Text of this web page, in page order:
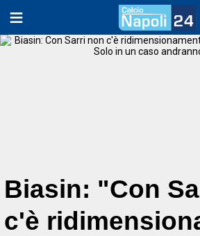
Biasin: "Con
c'è